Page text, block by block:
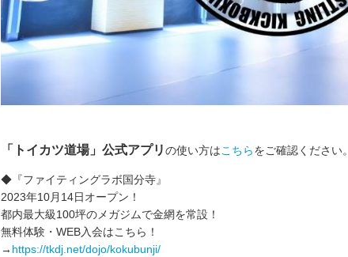
「トイカツ道場」公式アプリの使い方はこちらをご確認ください。
◆『ファイティングラボ国分寺』
2023年10月14日オープン！
都内最大級100坪のメガジムで金網を常設！
無料体験・WEB入会はこちら！
→ https://tkdj.net/dojo/kokubunji/